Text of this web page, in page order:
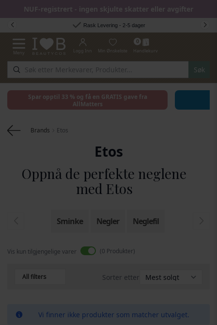
NUF-registrert - ingen skjulte skatter eller avgifter
Hopp til innhold
Rask Levering - 2-5 dager
Toggle Nav
Meny
Søk
Logg Inn Min Ønskeliste
0
Handlekurv
Spar opptil 33 % og få en GRATIS gave fra
AllMatters
Brands Etos
Etos
Oppnå de perfekte neglene
med Etos
Sminke Negler Neglefil
Vis kun tilgjengelige varer 0 Produkter
All filters Sorter etter
Vi finner ikke produkter som matcher utvalget.